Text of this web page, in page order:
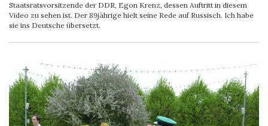
Staatsratsvorsitzende der DDR, Egon Krenz, dessen Auftritt in diesem
Video zu sehen ist. Der 89jährige hielt seine Rede auf Russisch. Ich habe
sie ins Deutsche übersetzt.